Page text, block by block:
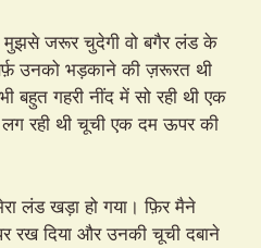
मुझसे जरूर चुदेगी वो बगैर लंड के
उनको भड़काने की ज़रूरत थी
बहुत गहरी नींद में सो रही थी एक
लग रही थी चूची एक दम ऊपर की
लंड खड़ा हो गया। फ़िर मैने
रख दिया और उनकी चूची दबाने